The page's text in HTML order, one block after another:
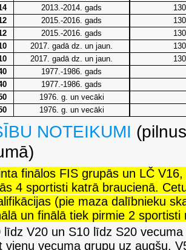
2013.-2014. gads
2015.-2016. gads
2015.-2016. gads
2017. gadā dz. un jaun.
2017. gadā dz. un jaun.
1977.-1986. gads
1977.-1986. gads
1976. g. un vecāki
1976. g. un vecāki
NOTEIKUMI
finālos FIS grupās un LČ
4 sportisti katrā braucienā.
(pie maza dalībnieku
un finālā tiek pirmie 2
līdz V20 un S10 līdz S20
vienu vecuma grupu uz augšu.